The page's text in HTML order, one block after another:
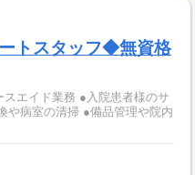
トスタッフ◆無資格
●入院患者様のサ
や病室の清掃 ●備品管理や院内